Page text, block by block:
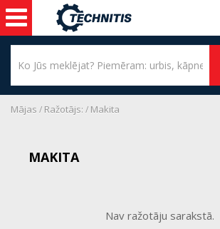
Mājas Ražotājs: Makita
MAKITA
Nav ražotāju sarakstā.